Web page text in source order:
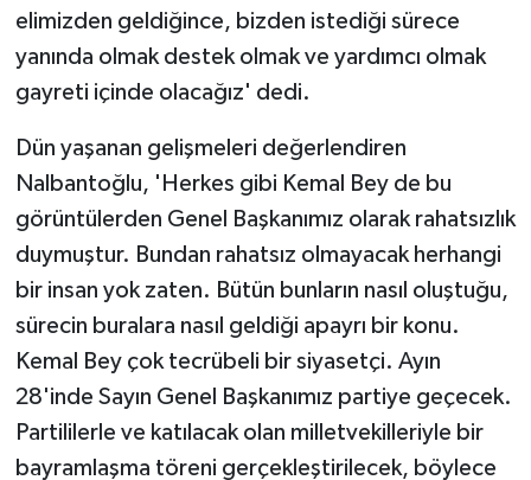
elimizden geldiğince, bizden istediği sürece
yanında olmak destek olmak ve yardımcı olmak
gayreti içinde olacağız' dedi.
Dün yaşanan gelişmeleri değerlendiren
Nalbantoğlu, 'Herkes gibi Kemal Bey de bu
görüntülerden Genel Başkanımız olarak rahatsızlık
duymuştur. Bundan rahatsız olmayacak herhangi
bir insan yok zaten. Bütün bunların nasıl oluştuğu,
sürecin buralara nasıl geldiği apayrı bir konu.
Kemal Bey çok tecrübeli bir siyasetçi. Ayın
28'inde Sayın Genel Başkanımız partiye geçecek.
Partililerle ve katılacak olan milletvekilleriyle bir
bayramlaşma töreni gerçekleştirilecek, böylece